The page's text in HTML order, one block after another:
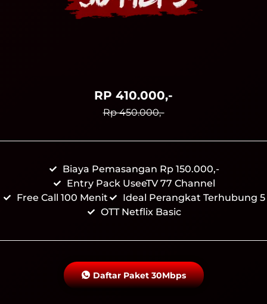
RP 410.000,-
Rp 450.000,-
Biaya Pemasangan Rp 150.000,-
Entry Pack UseeTV 77 Channel
Free Call 100 Menit
Ideal Perangkat Terhubung 5
OTT Netflix Basic
Daftar Paket 30Mbps